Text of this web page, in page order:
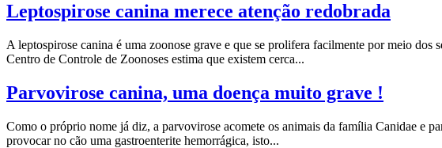
Leptospirose canina merece atenção redobrada
A leptospirose canina é uma zoonose grave e que se prolifera facilmente por meio
Centro de Controle de Zoonoses estima que existem cerca...
Parvovirose canina, uma doença muito grave !
Como o próprio nome já diz, a parvovirose acomete os animais da família Canidae e
provocar no cão uma gastroenterite hemorrágica, isto...